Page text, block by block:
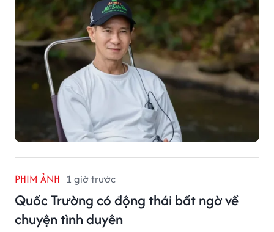
PHIM ẢNH 1 giờ trước
Quốc Trường có động thái bất ngờ về
chuyện tình duyên